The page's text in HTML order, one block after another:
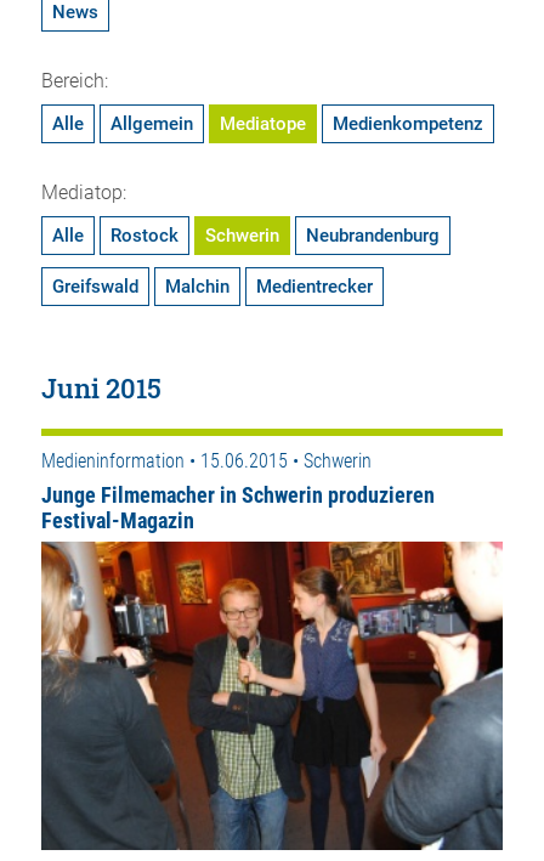
News
Bereich:
Alle Allgemein Mediatope Medienkompetenz
Mediatop:
Alle Rostock Schwerin Neubrandenburg
Greifswald Malchin Medientrecker
Juni 2015
Medieninformation • 15.06.2015 • Schwerin
Junge Filmemacher in Schwerin produzieren
Festival-Magazin